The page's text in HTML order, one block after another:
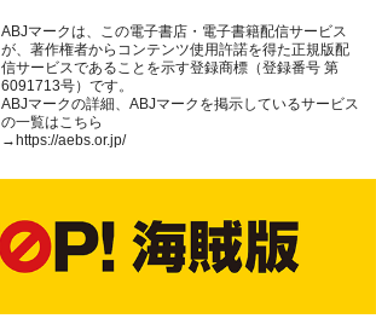
ABJマークは、この電子書店・電子書籍配信サービス
が、著作権者からコンテンツ使用許諾を得た正規版配
信サービスであることを示す登録商標（登録番号 第
6091713号）です。
ABJマークの詳細、ABJマークを掲示しているサービス
の一覧はこちら
→ https://aebs.or.jp/